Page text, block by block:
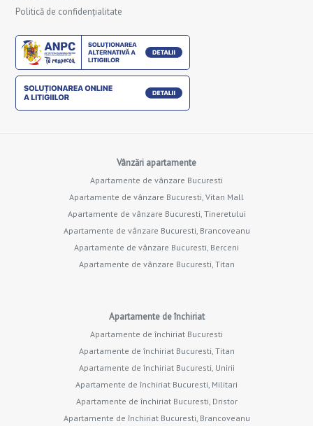
Politică de confidențialitate
Vânzări apartamente
Apartamente de vânzare Bucuresti
Apartamente de vânzare Bucuresti, Vitan Mall
Apartamente de vânzare Bucuresti, Tineretului
Apartamente de vânzare Bucuresti, Brancoveanu
Apartamente de vânzare Bucuresti, Berceni
Apartamente de vânzare Bucuresti, Titan
Apartamente de închiriat
Apartamente de închiriat Bucuresti
Apartamente de închiriat Bucuresti, Titan
Apartamente de închiriat Bucuresti, Unirii
Apartamente de închiriat Bucuresti, Militari
Apartamente de închiriat Bucuresti, Dristor
Apartamente de închiriat Bucuresti, Brancoveanu